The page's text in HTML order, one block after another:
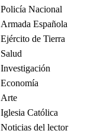
Policía Nacional
Armada Española
Ejército de Tierra
Salud
Investigación
Economía
Arte
Iglesia Católica
Noticias del lector